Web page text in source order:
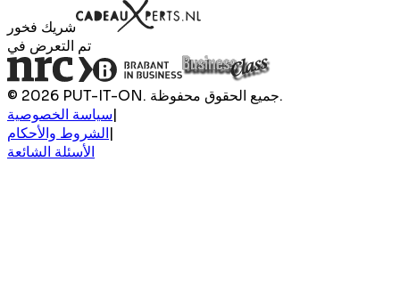
شريك فخور
تم التعرض في
© 2026 PUT-IT-ON. جميع الحقوق محفوظة.
سياسة الخصوصية|
الشروط والأحكام|
الأسئلة الشائعة